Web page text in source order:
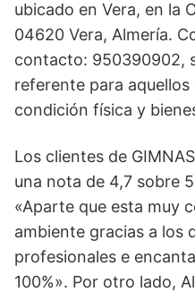
ubicado en Vera, en la
04620 Vera, Almería.
contacto: 950390902,
referente para
condición física y
Los clientes de
una nota de 4,7 sobre
«Aparte que esta muy
ambiente gracias a los
profesionales e
100%». Por otro lado,